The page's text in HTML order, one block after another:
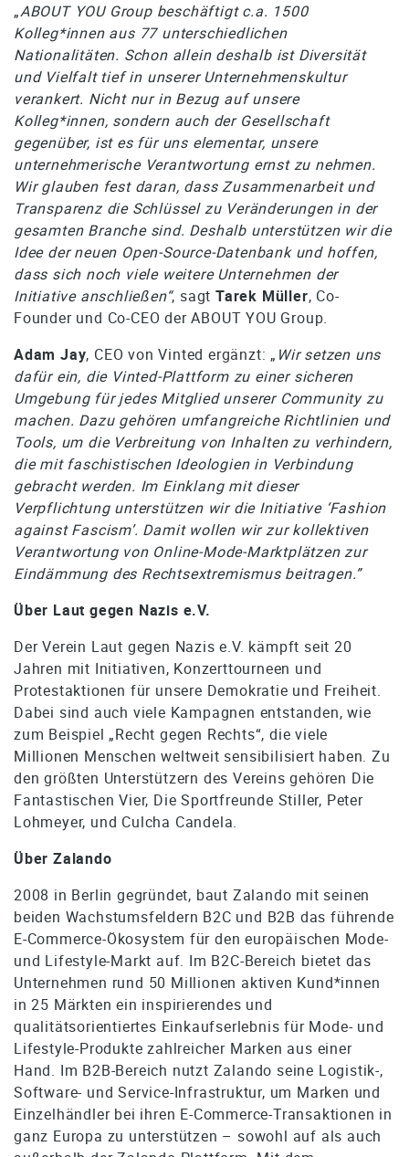
„ABOUT YOU Group beschäftigt c.a. 1500
Kolleg*innen aus 77 unterschiedlichen
Nationalitäten. Schon allein deshalb ist Diversität
und Vielfalt tief in unserer Unternehmenskultur
verankert. Nicht nur in Bezug auf unsere
Kolleg*innen, sondern auch der Gesellschaft
gegenüber, ist es für uns elementar, unsere
unternehmerische Verantwortung ernst zu nehmen.
Wir glauben fest daran, dass Zusammenarbeit und
Transparenz die Schlüssel zu Veränderungen in der
gesamten Branche sind. Deshalb unterstützen wir die
Idee der neuen Open-Source-Datenbank und hoffen,
dass sich noch viele weitere Unternehmen der
Initiative anschließen“, sagtTarek Müller, Co-
Founder und Co-CEO der ABOUT YOU Group.
Adam Jay, CEO von Vinted ergänzt: „ Wir setzen uns
dafür ein, die Vinted-Plattform zu einer sicheren
Umgebung für jedes Mitglied unserer Community zu
machen. Dazu gehören umfangreiche Richtlinien und
Tools, um die Verbreitung von Inhalten zu verhindern,
die mit faschistischen Ideologien in Verbindung
gebracht werden. Im Einklang mit dieser
Verpflichtung unterstützen wir die Initiative ‘Fashion
against Fascism’. Damit wollen wir zur kollektiven
Verantwortung von Online-Mode-Marktplätzen zur
Eindämmung des Rechtsextremismus beitragen.”
Über Laut gegen Nazis e.V.
Der Verein Laut gegen Nazis e.V. kämpft seit 20
Jahren mit Initiativen, Konzerttourneen und
Protestaktionen für unsere Demokratie und Freiheit.
Dabei sind auch viele Kampagnen entstanden, wie
zum Beispiel „Recht gegen Rechts“, die viele
Millionen Menschen weltweit sensibilisiert haben. Zu
den größten Unterstützern des Vereins gehören Die
Fantastischen Vier, Die Sportfreunde Stiller, Peter
Lohmeyer, und Culcha Candela.
Über Zalando
2008 in Berlin gegründet, baut Zalando mit seinen
beiden Wachstumsfeldern B2C und B2B das führende
E-Commerce-Ökosystem für den europäischen Mode-
und Lifestyle-Markt auf. Im B2C-Bereich bietet das
Unternehmen rund 50 Millionen aktiven Kund*innen
in 25 Märkten ein inspirierendes und
qualitätsorientiertes Einkaufserlebnis für Mode- und
Lifestyle-Produkte zahlreicher Marken aus einer
Hand. Im B2B-Bereich nutzt Zalando seine Logistik-,
Software- und Service-Infrastruktur, um Marken und
Einzelhändler bei ihren E-Commerce-Transaktionen in
ganz Europa zu unterstützen – sowohl auf als auch